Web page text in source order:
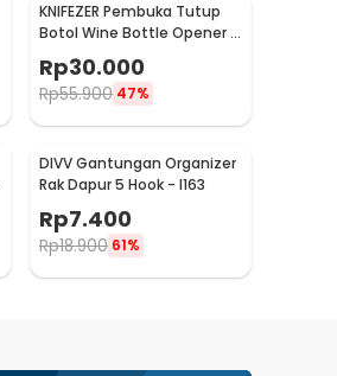
KNIFEZER Pembuka Tutup
Botol Wine Bottle Opener -
TYK-074B
Rp30.000
Rp55.900 47%
DIVV Gantungan Organizer
Rak Dapur 5 Hook - I163
Rp7.400
Rp18.900 61%